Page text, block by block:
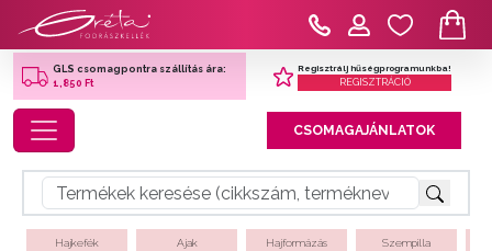
GLS csomagpontra szállítás ára:
1,850 Ft
Regisztrálj hűségprogramunkba!
REGISZTRÁCIÓ
Toggle navigation CSOMAGAJÁNLATOK
Hajkefék Ajak Hajformázás Szempilla